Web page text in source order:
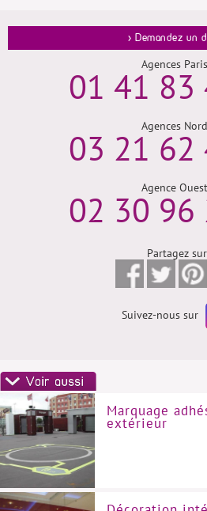
> Demandez un
Agences
01 41 83
Agences
03 21 62
Agence
02 30 96
Partagez sur
Suivez-nous sur
Marquage
extérieur